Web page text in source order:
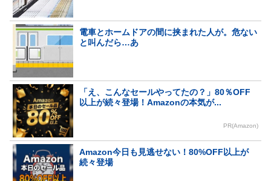
電車とホームドアの間に挟まれた人が。危ない
と叫んだら…あ
「え、こんなセールやってたの？」80％OFF
以上が続々登場！Amazonの本気が...
PR(Amazon)
Amazon今日も見逃せない！80%OFF以上が
続々登場